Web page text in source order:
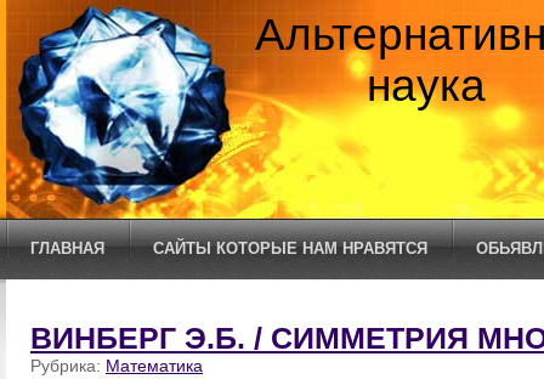
наука
ГЛАВНАЯ САЙТЫ КОТОРЫЕ НАМ НРАВЯТСЯ
ВИНБЕРГ Э.Б. / СИММЕТРИЯ
Рубрика: Математика